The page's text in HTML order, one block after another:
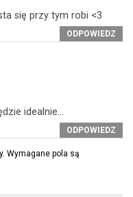
się przy tym robi <3
ODPOWIEDZ
idealnie…
ODPOWIEDZ
Wymagane pola są